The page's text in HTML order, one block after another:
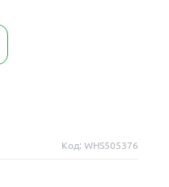
Код: WHS505376